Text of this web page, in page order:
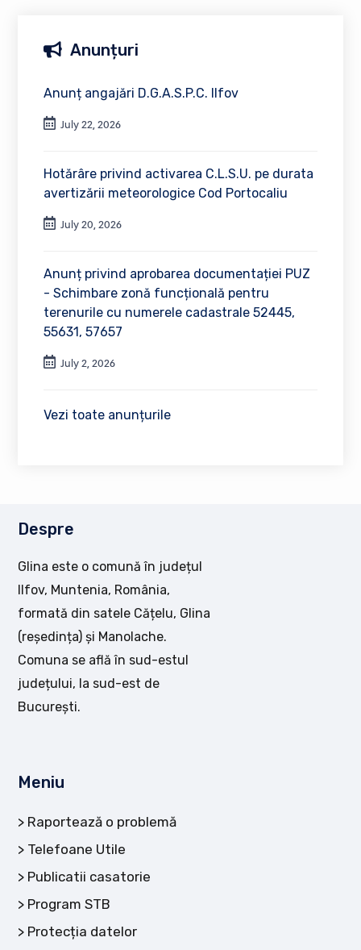
Anunțuri
Anunț angajări D.G.A.S.P.C. Ilfov
July 22, 2026
Hotărâre privind activarea C.L.S.U. pe durata
avertizării meteorologice Cod Portocaliu
July 20, 2026
Anunț privind aprobarea documentației PUZ
- Schimbare zonă funcțională pentru
terenurile cu numerele cadastrale 52445,
55631, 57657
July 2, 2026
Vezi toate anunțurile
Despre
Glina este o comună în județul
Ilfov, Muntenia, România,
formată din satele Cățelu, Glina
(reședința) și Manolache.
Comuna se află în sud-estul
județului, la sud-est de
București.
Meniu
Raportează o problemă
Telefoane Utile
Publicatii casatorie
Program STB
Protecția datelor